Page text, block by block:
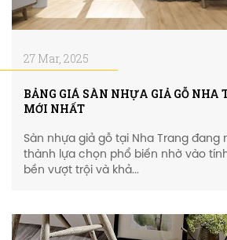
27 Mar, 2025
BẢNG GIÁ SÀN NHỰA GIẢ GỖ NHA
MỚI NHẤT
Sàn nhựa giả gỗ tại Nha Trang đang
thành lựa chọn phổ biến nhờ vào
bền vượt trội và khả...